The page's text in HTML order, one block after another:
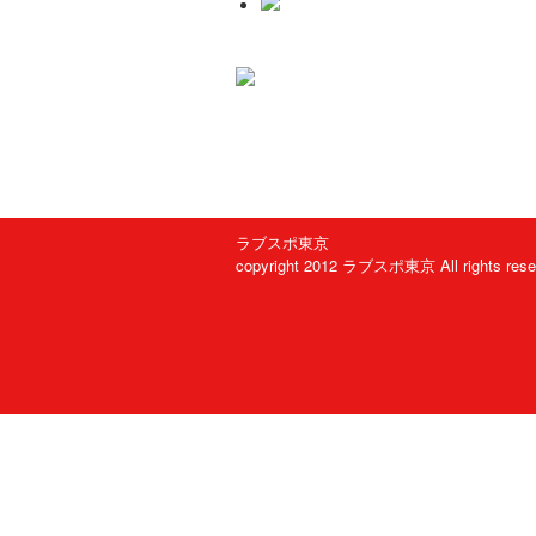
ラブスポ東京
copyright 2012 ラブスポ東京 All rights